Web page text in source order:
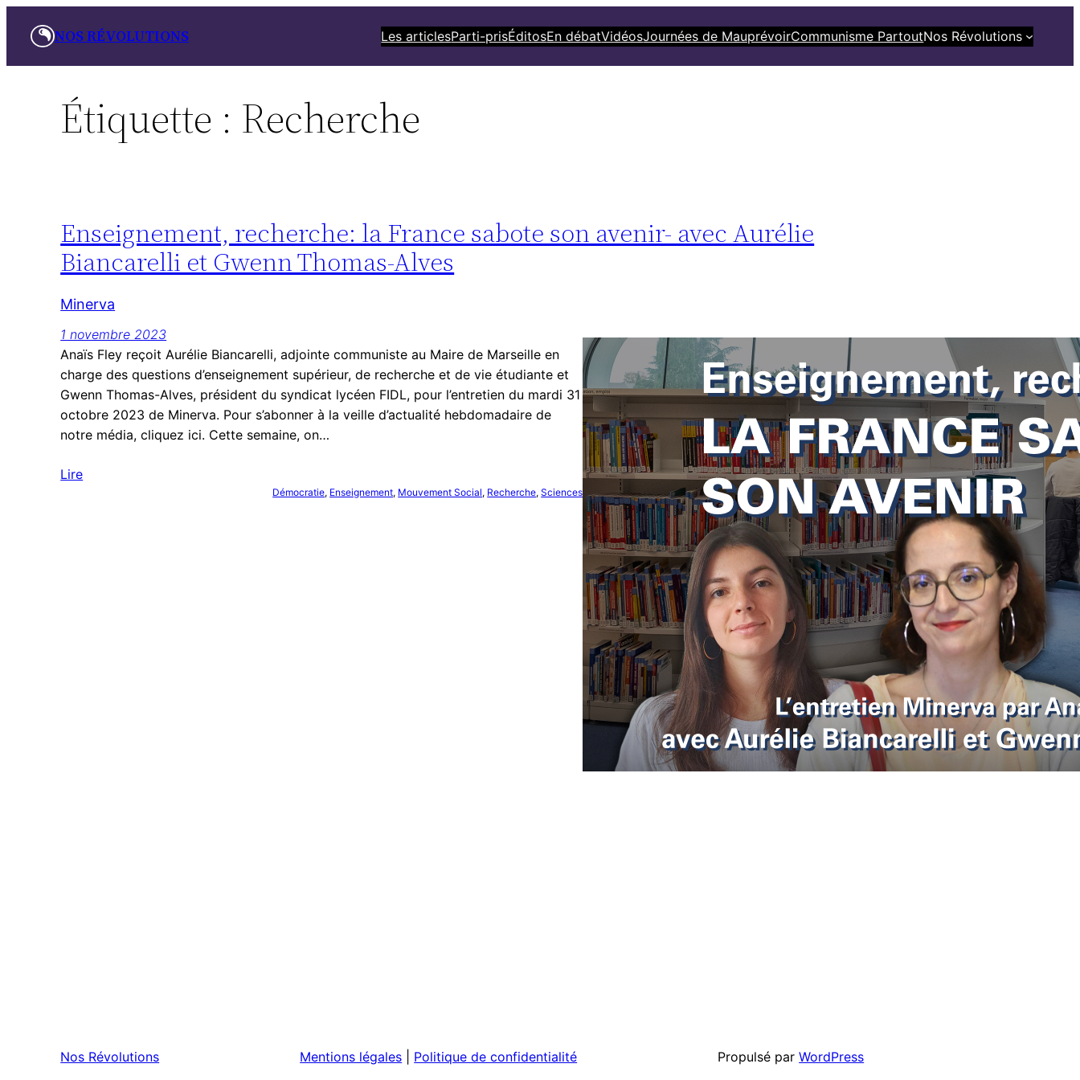
NOS RÉVOLUTIONS Les articlesParti-prisÉditosEn débatVidéosJournées de MauprévoirCommunisme PartoutNos Révolutions
Étiquette : Recherche
Enseignement, recherche: la France sabote son avenir- avec Aurélie
Biancarelli et Gwenn Thomas-Alves
Minerva
1 novembre 2023
Anaïs Fley reçoit Aurélie Biancarelli, adjointe communiste au Maire de Marseille en
charge des questions d’enseignement supérieur, de recherche et de vie étudiante et
Gwenn Thomas-Alves, président du syndicat lycéen FIDL, pour l’entretien du mardi 31
octobre 2023 de Minerva. Pour s’abonner à la veille d’actualité hebdomadaire de
notre média, cliquez ici. Cette semaine, on…
Lire
Démocratie, Enseignement, Mouvement Social, Recherche, Sciences
Nos Révolutions Mentions légales Politique de confidentialité Propulsé parWordPress